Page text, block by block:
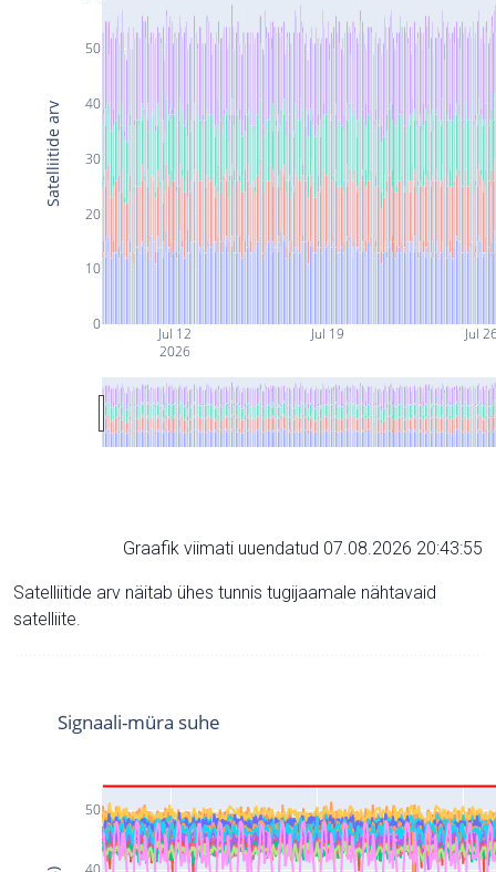
Jul 12
2026
Jul 19 Jul
0
10
20
30
40
50
Satelliitide arv
Graafik viimati uuendatud 07.08.2026 20:43:55
Satelliitide arv näitab ühes tunnis tugijaamale nähtavaid
satelliite.
50
Signaali-müra suhe